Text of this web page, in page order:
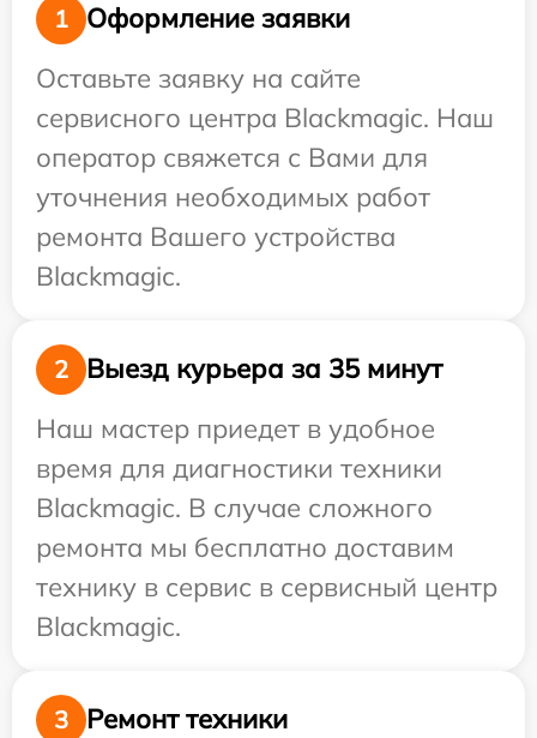
1
Оформление заявки
Оставьте заявку на сайте
сервисного центра Blackmagic. Наш
оператор свяжется с Вами для
уточнения необходимых работ
ремонта Вашего устройства
Blackmagic.
2
Выезд курьера за 35 минут
Наш мастер приедет в удобное
время для диагностики техники
Blackmagic. В случае сложного
ремонта мы бесплатно доставим
технику в сервис в сервисный центр
Blackmagic.
3
Ремонт техники